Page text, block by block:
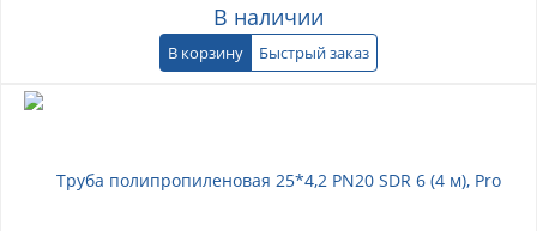
В наличии
В корзину Быстрый заказ